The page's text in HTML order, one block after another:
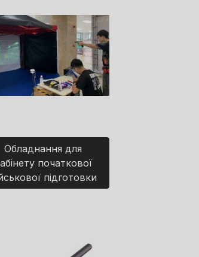
Обладнання для
початкової
підготовки